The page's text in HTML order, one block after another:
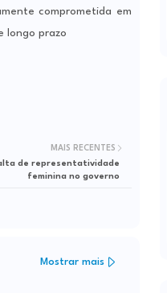
comprometida em
longo prazo
MAIS RECENTES
de representatividade
feminina no governo
Mostrar mais